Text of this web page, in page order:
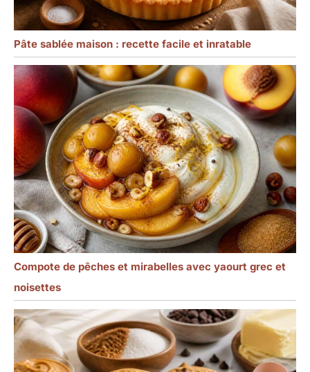
Pâte sablée maison : recette facile et inratable
Compote de pêches et mirabelles avec yaourt grec et
noisettes